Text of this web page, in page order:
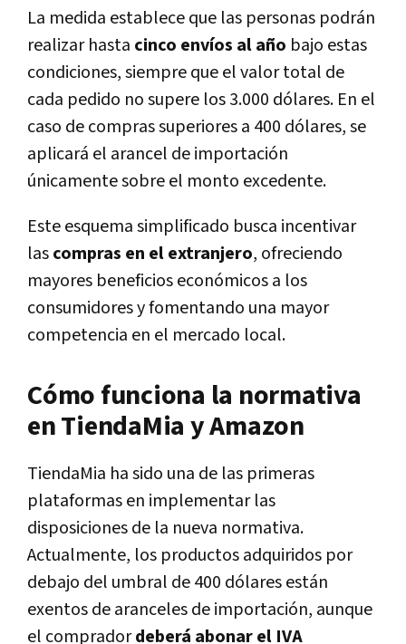
La medida establece que las personas podrán
realizar hasta cinco envíos al año bajo estas
condiciones, siempre que el valor total de
cada pedido no supere los 3.000 dólares. En el
caso de compras superiores a 400 dólares, se
aplicará el arancel de importación
únicamente sobre el monto excedente.
Este esquema simplificado busca incentivar
lascompras en el extranjero, ofreciendo
mayores beneficios económicos a los
consumidores y fomentando una mayor
competencia en el mercado local.
Cómo funciona la normativa
en TiendaMia y Amazon
TiendaMia ha sido una de las primeras
plataformas en implementar las
disposiciones de la nueva normativa.
Actualmente, los productos adquiridos por
debajo del umbral de 400 dólares están
exentos de aranceles de importación, aunque
el compradordeberá abonar el IVA